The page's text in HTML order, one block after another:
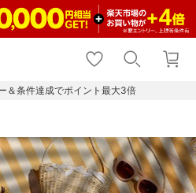
shopping_cart lock_outline
ログイン
＆条件達成でポイント最大3倍